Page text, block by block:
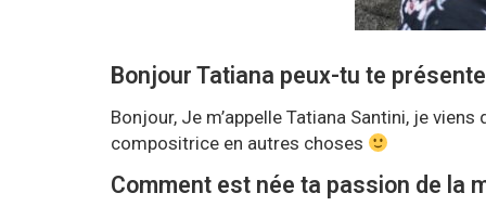
Bonjour Tatiana peux-tu te
Bonjour, Je m’appelle Tatiana Santini, je
compositrice en autres choses
Comment est née ta passion de la